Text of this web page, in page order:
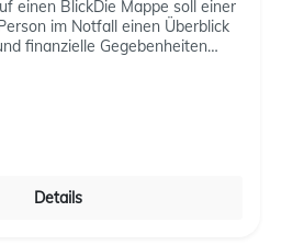
einen BlickDie Mappe soll einer
im Notfall einen Überblick
finanzielle Gegebenheiten
Details